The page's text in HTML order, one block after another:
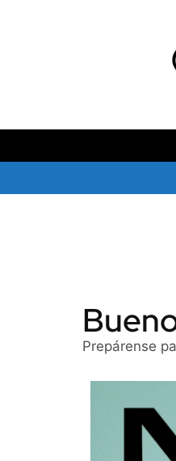
Prepárense